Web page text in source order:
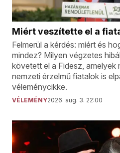
Miért veszítette el a
Felmerül a kérdés: miért és
mindez? Milyen végzetes
követett el a Fidesz, amelyek
nemzeti érzelmű fiatalok is
véleménycikke.
VÉLEMÉNY2026. aug. 3. 22:00